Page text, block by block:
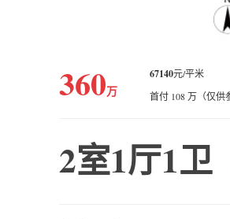
360万
67140元/平米
首付 108 万（仅供
2室1厅1卫